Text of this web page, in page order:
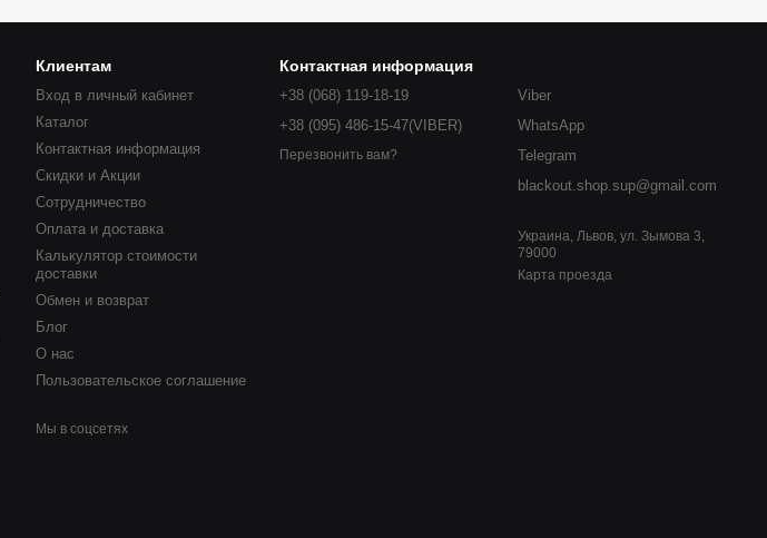
Клиентам
Вход в личный кабинет
Каталог
Контактная информация
Скидки и Акции
Сотрудничество
Оплата и доставка
Калькулятор стоимости
доставки
Обмен и возврат
Блог
О нас
Пользовательское соглашение
Мы в соцсетях
Контактная информация
+38 (068) 119-18-19
+38 (095) 486-15-47(VIBER)
Перезвонить вам?
Viber
WhatsApp
Telegram
blackout.shop.sup@gmail.com
Украина, Львов, ул. Зымова 3,
79000
Карта проезда